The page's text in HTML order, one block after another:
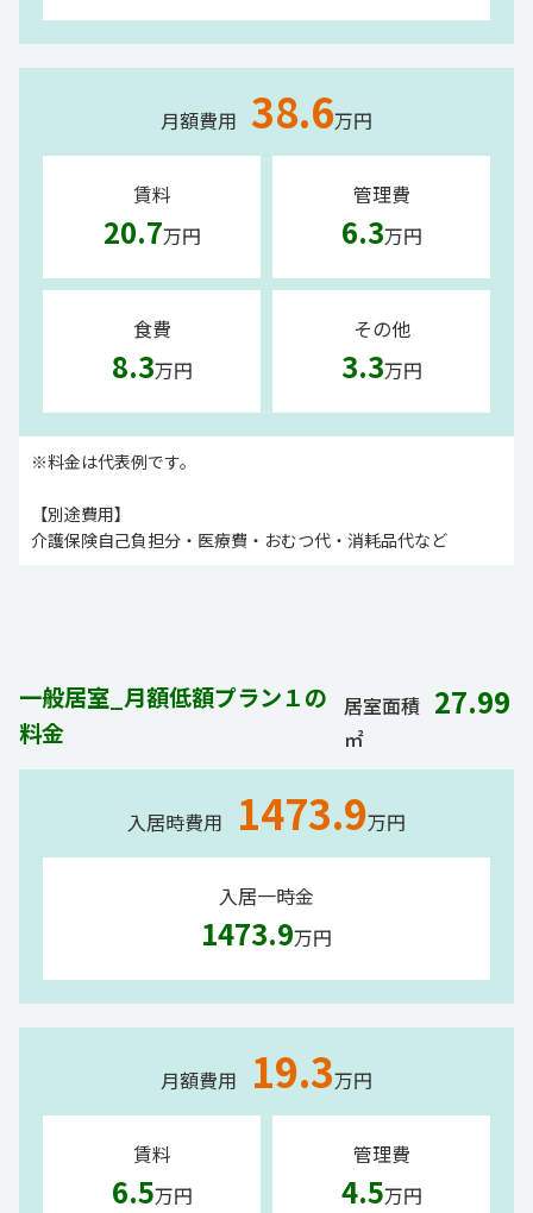
月額費用 38.6万円
賃料
20.7万円
管理費
6.3万円
食費
8.3万円
その他
3.3万円
※料金は代表例です。
【別途費用】
介護保険自己負担分・医療費・おむつ代・消耗品代など
一般居室_月額低額プラン１の
料金
居室面積 27.99
㎡
入居時費用 1473.9万円
入居一時金
1473.9万円
月額費用 19.3万円
賃料
6.5万円
管理費
4.5万円